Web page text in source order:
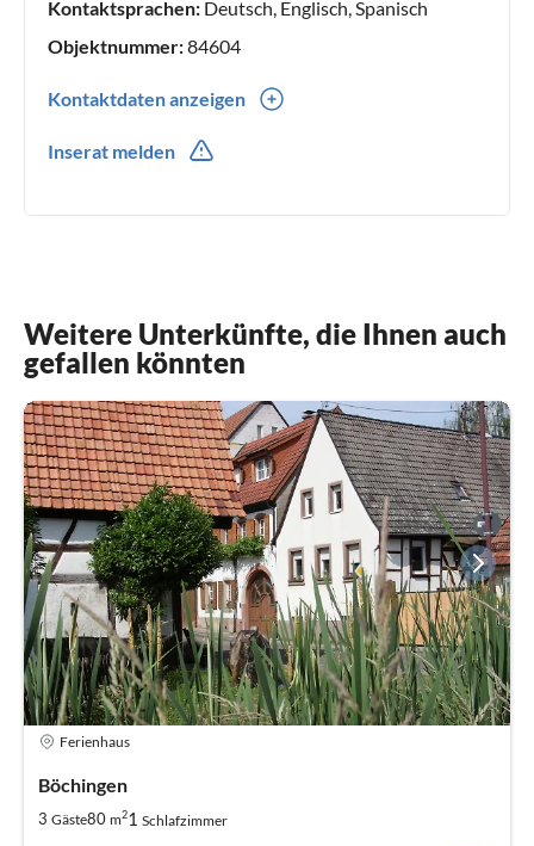
Kontaktsprachen: Deutsch, Englisch, Spanisch
Objektnummer:84604
Kontaktdaten anzeigen
Inserat melden
Weitere Unterkünfte, die Ihnen auch
gefallen könnten
Ferienhaus
Böchingen
3 Gäste80 m21 Schlafzimmer